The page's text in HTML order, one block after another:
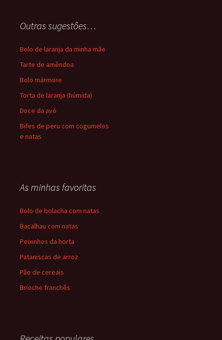
Outras sugestôes…
Bolo de laranja da minha mãe
Tarte de amêndoa
Bolo mármore
Torta de laranja (húmida)
Doce da avó
Bifes de peru com cogumelos
e natas
As minhas favoritas
Bolo de bolacha com natas
Bacalhau com natas
Peixinhos da horta
Pataniscas de arroz
Pão de cereais
Brioche franchês